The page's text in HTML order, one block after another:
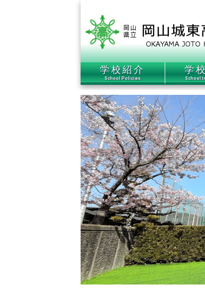
学校紹介
School Policies
学
School